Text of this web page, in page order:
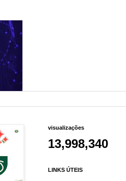
visualizações
13,998,340
LINKS ÚTEIS